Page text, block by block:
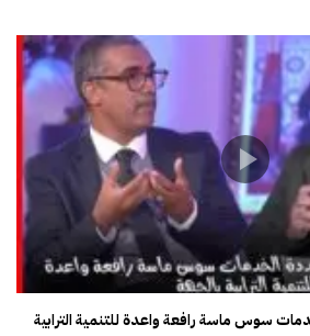
سوس ماسة رافعة واعدة للتنمية الترابية